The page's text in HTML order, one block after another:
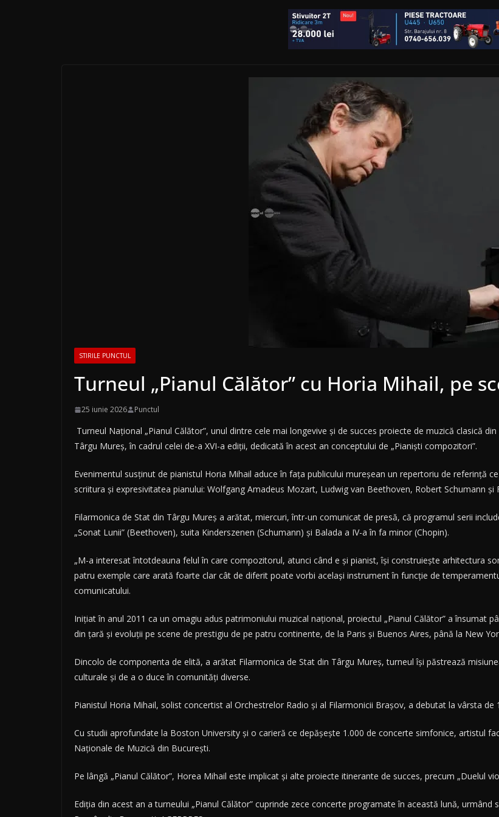
STIRILE PUNCTUL
Turneul „Pianul Călător” cu Horia Mihail, pe
25 iunie 2026 Punctul
Turneul Naţional „Pianul Călător”, unul dintre cele mai longevive şi de succes proiecte de muzică clasică
Târgu Mureş, în cadrul celei de-a XVI-a ediţii, dedicată în acest an conceptului de „Pianişti compozitori”.
Evenimentul susţinut de pianistul Horia Mihail aduce în faţa publicului mureşean un repertoriu de referinţă
scriitura şi expresivitatea pianului: Wolfgang Amadeus Mozart, Ludwig van Beethoven, Robert Schumann şi
Filarmonica de Stat din Târgu Mureş a arătat, miercuri, într-un comunicat de presă, că programul serii
„Sonat Lunii” (Beethoven), suita Kinderszenen (Schumann) şi Balada a IV-a în fa minor (Chopin).
„M-a interesat întotdeauna felul în care compozitorul, atunci când e şi pianist, îşi construieşte arhitectura
patru exemple care arată foarte clar cât de diferit poate vorbi acelaşi instrument în funcţie de
comunicatului.
Iniţiat în anul 2011 ca un omagiu adus patrimoniului muzical naţional, proiectul „Pianul Călător” a însumat
din ţară şi evoluţii pe scene de prestigiu de pe patru continente, de la Paris şi Buenos Aires, până la New
Dincolo de componenta de elită, a arătat Filarmonica de Stat din Târgu Mureş, turneul îşi păstrează
culturale şi de a o duce în comunităţi diverse.
Pianistul Horia Mihail, solist concertist al Orchestrelor Radio şi al Filarmonicii Braşov, a debutat la vârsta
Cu studii aprofundate la Boston University şi o carieră ce depăşeşte 1.000 de concerte simfonice, artistul
Naţionale de Muzică din Bucureşti.
Pe lângă „Pianul Călător”, Horea Mihail este implicat şi alte proiecte itinerante de succes, precum „Duelul
Ediţia din acest an a turneului „Pianul Călător” cuprinde zece concerte programate în această lună, urmând